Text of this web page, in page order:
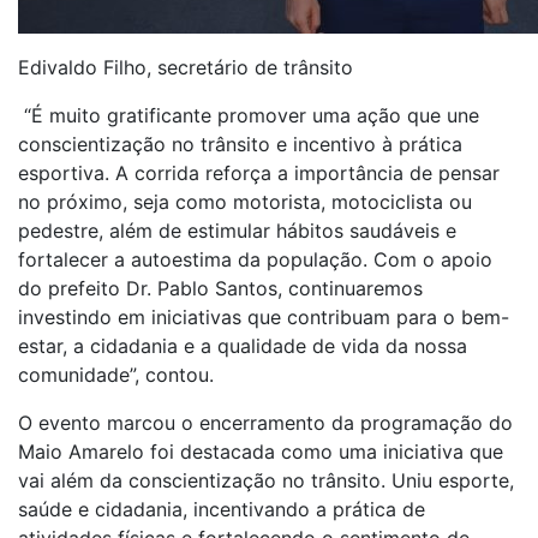
Edivaldo Filho, secretário de trânsito
“É muito gratificante promover uma ação que une
conscientização no trânsito e incentivo à prática
esportiva. A corrida reforça a importância de pensar
no próximo, seja como motorista, motociclista ou
pedestre, além de estimular hábitos saudáveis e
fortalecer a autoestima da população. Com o apoio
do prefeito Dr. Pablo Santos, continuaremos
investindo em iniciativas que contribuam para o bem-
estar, a cidadania e a qualidade de vida da nossa
comunidade”, contou.
O evento marcou o encerramento da programação do
Maio Amarelo foi destacada como uma iniciativa que
vai além da conscientização no trânsito. Uniu esporte,
saúde e cidadania, incentivando a prática de